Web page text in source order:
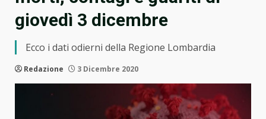
giovedì 3 dicembre
Ecco i dati odierni della Regione Lombardia
Redazione 3 Dicembre 2020